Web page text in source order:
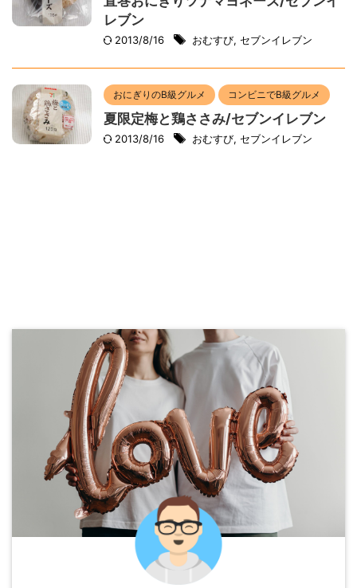
レブン
2013/8/16 おむすび, セブンイレブン
おにぎりのB級グルメ コンビニでB級グルメ
夏限定梅と鶏ささみ/セブンイレブン
2013/8/16 おむすび, セブンイレブン